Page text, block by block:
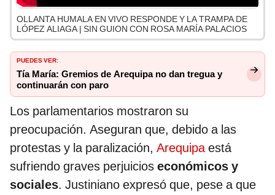
OLLANTA HUMALA EN VIVO RESPONDE Y LA TRAMPA DE
LÓPEZ ALIAGA | SIN GUION CON ROSA MARÍA PALACIOS
PUEDES VER:
Tía María: Gremios de Arequipa no dan tregua y
continuarán con paro
Los parlamentarios mostraron su
preocupación. Aseguran que, debido a las
protestas y la paralización, Arequipaestá
sufriendo graves perjuicios económicos y
sociales. Justiniano expresó que, pese a que